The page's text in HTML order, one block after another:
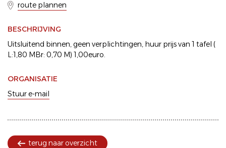
route plannen
BESCHRIJVING
Uitsluitend binnen, geen verplichtingen, huur prijs van 1 tafel (
L:1,80 MBr: 0,70 M) 1,00euro.
ORGANISATIE
Stuur e-mail
terug naar overzicht